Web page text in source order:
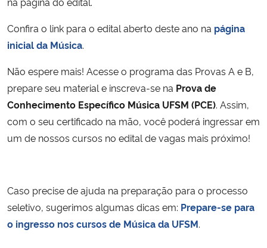
Confira o link para o edital aberto deste ano na página
inicial da Música.
Não espere mais! Acesse o programa das Provas A e B,
prepare seu material e inscreva-se na Prova de
Conhecimento Específico Música UFSM (PCE). Assim,
com o seu certificado na mão, você poderá ingressar em
um de nossos cursos no edital de vagas mais próximo!
Caso precise de ajuda na preparação para o processo
seletivo, sugerimos algumas dicas em: Prepare-se para
o ingresso nos cursos de Música da UFSM.